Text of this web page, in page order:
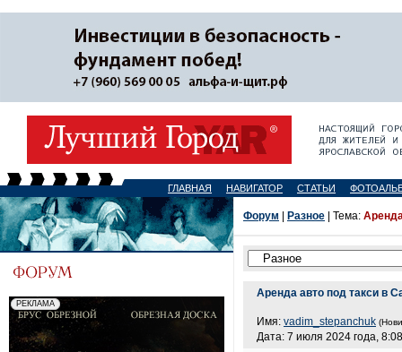
ГЛАВНАЯ НАВИГАТОР СТАТЬИ
Форум Разное | Тема:
Аренда авто под такси в
Имя: vadim_stepanchuk
Дата: 7 июля 2024 года, 8:08